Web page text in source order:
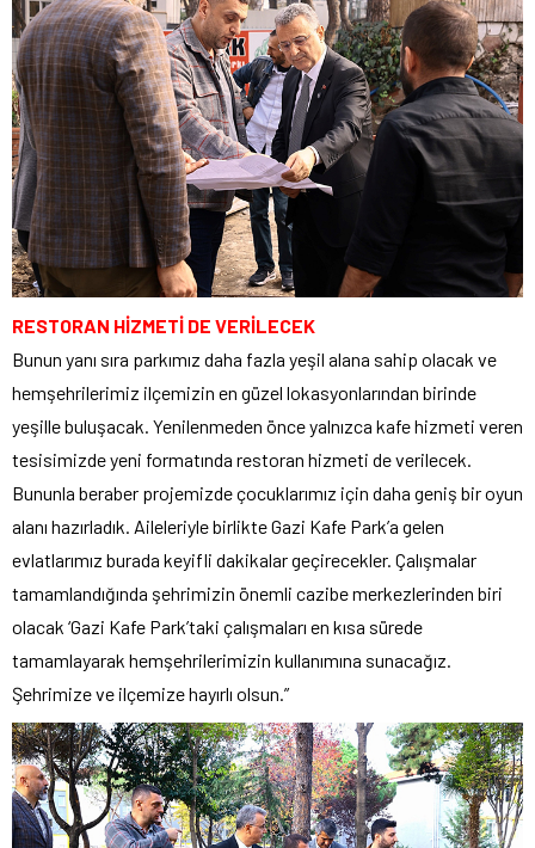
RESTORAN HİZMETİ DE VERİLECEK
Bunun yanı sıra parkımız daha fazla yeşil alana sahip olacak ve
hemşehrilerimiz ilçemizin en güzel lokasyonlarından birinde
yeşille buluşacak. Yenilenmeden önce yalnızca kafe hizmeti veren
tesisimizde yeni formatında restoran hizmeti de verilecek.
Bununla beraber projemizde çocuklarımız için daha geniş bir oyun
alanı hazırladık. Aileleriyle birlikte Gazi Kafe Park’a gelen
evlatlarımız burada keyifli dakikalar geçirecekler. Çalışmalar
tamamlandığında şehrimizin önemli cazibe merkezlerinden biri
olacak ‘Gazi Kafe Park’taki çalışmaları en kısa sürede
tamamlayarak hemşehrilerimizin kullanımına sunacağız.
Şehrimize ve ilçemize hayırlı olsun.”